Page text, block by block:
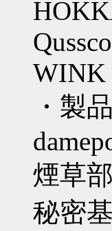
WINK
・製
煙草
秘密